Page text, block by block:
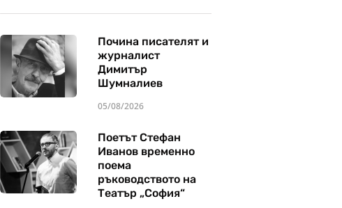
Почина писателят и
журналист
Димитър
Шумналиев
05/08/2026
Поетът Стефан
Иванов временно
поема
ръководството на
Театър „София“